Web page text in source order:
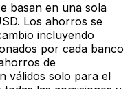
basan en una sola
Los ahorros se
incluyendo
por cada banco
de
válidos solo para el